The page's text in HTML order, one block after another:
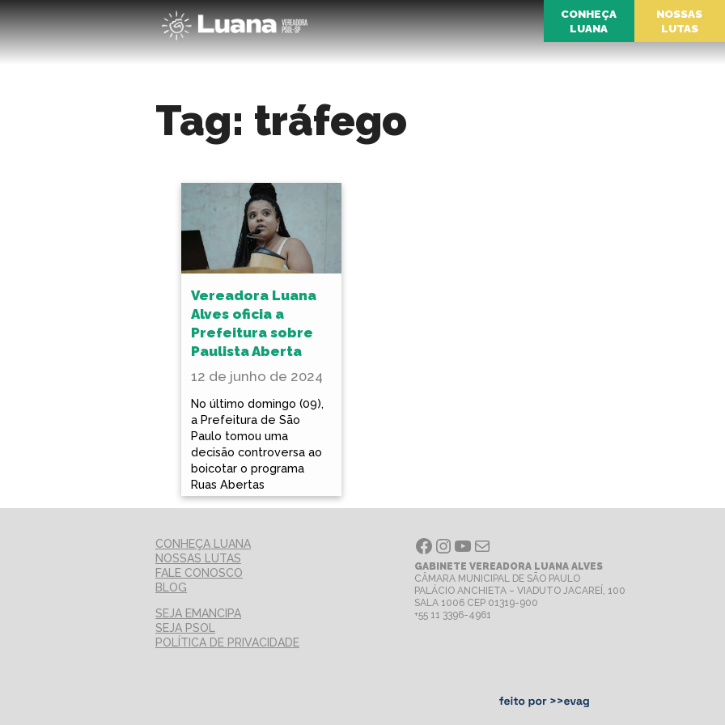
CONHEÇA
LUANA
NOSSAS
LUTAS
Tag: tráfego
Vereadora Luana
Alves oficia a
Prefeitura sobre
Paulista Aberta
12 de junho de 2024
No último domingo (09),
a Prefeitura de São
Paulo tomou uma
decisão controversa ao
boicotar o programa
Ruas Abertas
CONHEÇA LUANA
NOSSAS LUTAS
FALE CONOSCO
BLOG
SEJA EMANCIPA
SEJA PSOL
POLÍTICA DE PRIVACIDADE
Facebook InstagramYoutube E-mail
GABINETE VEREADORA LUANA ALVES
CÂMARA MUNICIPAL DE SÃO PAULO
PALÁCIO ANCHIETA – VIADUTO JACAREÍ, 100
SALA 1006 CEP 01319-900
+55 11 3396-4961